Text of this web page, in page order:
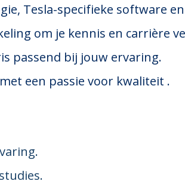
Tesla-specifieke software
om je kennis en carrière
passend bij jouw ervaring.
een passie voor kwaliteit .